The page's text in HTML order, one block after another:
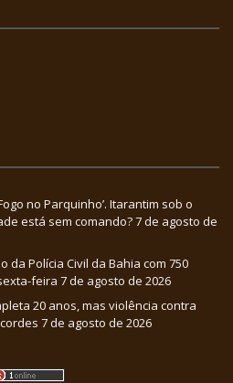
no Parquinho’. Itarantim sob o
está sem comando?7 de agosto de
da Polícia Civil da Bahia com 750
feira 7 de agosto de 2026
20 anos, mas violência contra
7 de agosto de 2026